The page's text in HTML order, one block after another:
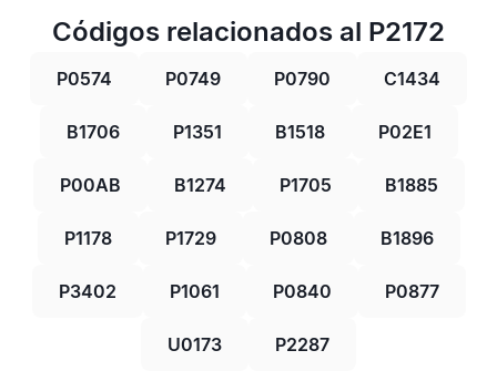
Códigos relacionados al P2172
P0574 P0749 P0790 C1434
B1706 P1351 B1518 P02E1
P00AB B1274 P1705 B1885
P1178 P1729 P0808 B1896
P3402 P1061 P0840 P0877
U0173 P2287